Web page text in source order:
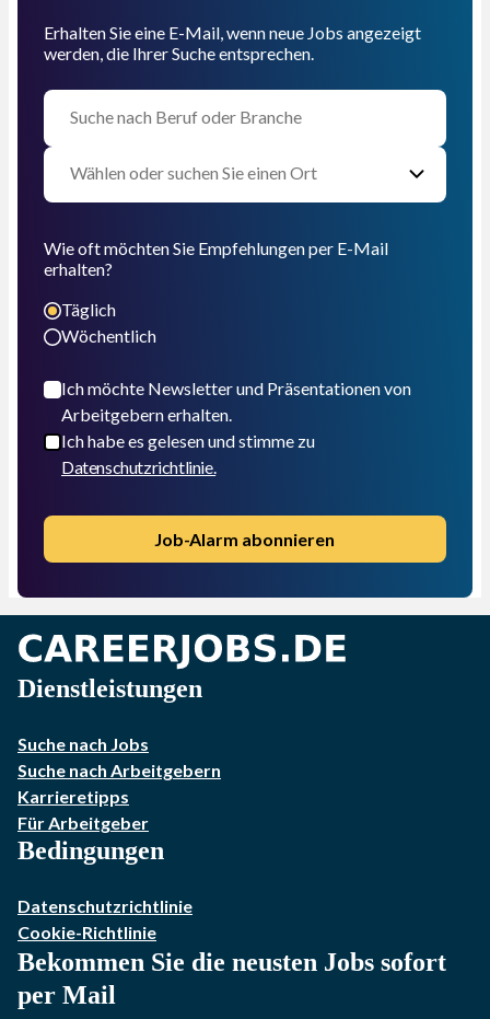
Erhalten Sie eine E-Mail, wenn neue Jobs angezeigt
werden, die Ihrer Suche entsprechen.
Wie oft möchten Sie Empfehlungen per E-Mail
erhalten?
Täglich
Wöchentlich
Ich möchte Newsletter und Präsentationen von
Arbeitgebern erhalten.
Ich habe es gelesen und stimme zu
Datenschutzrichtlinie.
Job-Alarm abonnieren
Dienstleistungen
Suche nach Jobs
Suche nach Arbeitgebern
Karrieretipps
Für Arbeitgeber
Bedingungen
Datenschutzrichtlinie
Cookie-Richtlinie
Bekommen Sie die neusten Jobs sofort
per Mail